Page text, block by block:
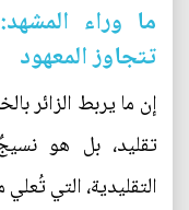
ما وراء
تتجاوز المعهود
إن ما يربط الزائر
تقليد، بل هو
التقليدية، التي